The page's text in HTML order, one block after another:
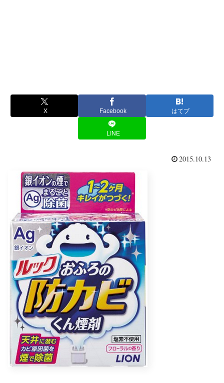
X Facebook はてブ
LINE
2015.10.13